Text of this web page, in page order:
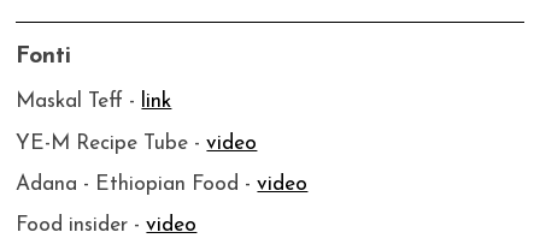
Fonti
Maskal Teff - link
YE-M Recipe Tube -video
Adana - Ethiopian Food -video
Food insider -video